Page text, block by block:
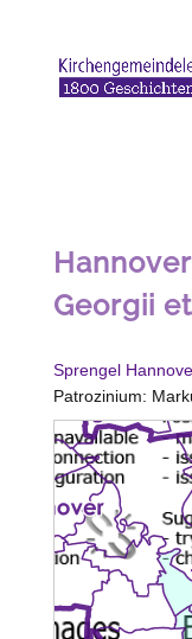
Georgii
Sprengel
Patrozinium: